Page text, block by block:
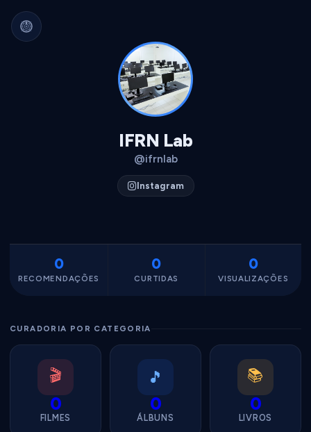
Arquivo Cultural Permanente
Filmes, álbuns, livros e
séries guardados para sempre.
Sua curadoria pode
migrar para qualquer plataforma.
Exportável, interoperável,
IFRN Lab
@ifrnlab
Instagram
0
RECOMENDAÇÕES
0
CURTIDAS
0
VISUALIZAÇÕES
CURADORIA POR CATEGORIA
🎬
0
FILMES
🎵
0
ÁLBUNS
📚
0
LIVROS